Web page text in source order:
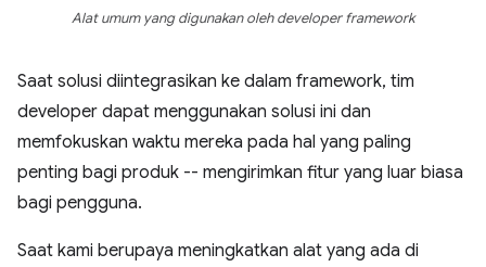
Alat umum yang digunakan oleh developer framework
Saat solusi diintegrasikan ke dalam framework, tim
developer dapat menggunakan solusi ini dan
memfokuskan waktu mereka pada hal yang paling
penting bagi produk -- mengirimkan fitur yang luar biasa
bagi pengguna.
Saat kami berupaya meningkatkan alat yang ada di